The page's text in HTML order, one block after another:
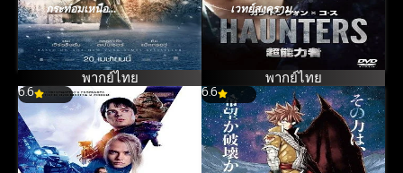
กระท่อมเหนือ
ปาฏิหาริย์ (2017)
พากย์ไทย
เวทย์สงคราม
สะท้านโลก
(2010)
พากย์ไทย
6.6 6.6